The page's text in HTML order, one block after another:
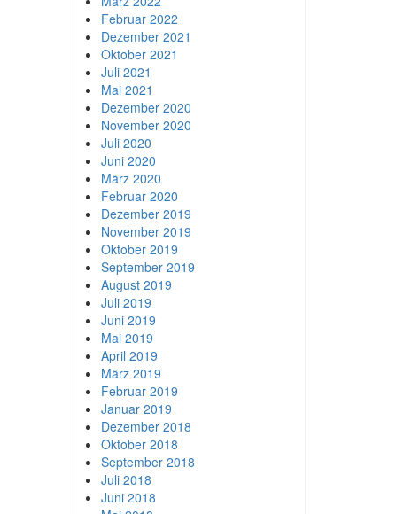
Februar 2022
Dezember 2021
Oktober 2021
Juli 2021
Mai 2021
Dezember 2020
November 2020
Juli 2020
Juni 2020
März 2020
Februar 2020
Dezember 2019
November 2019
Oktober 2019
September 2019
August 2019
Juli 2019
Juni 2019
Mai 2019
April 2019
März 2019
Februar 2019
Januar 2019
Dezember 2018
Oktober 2018
September 2018
Juli 2018
Juni 2018